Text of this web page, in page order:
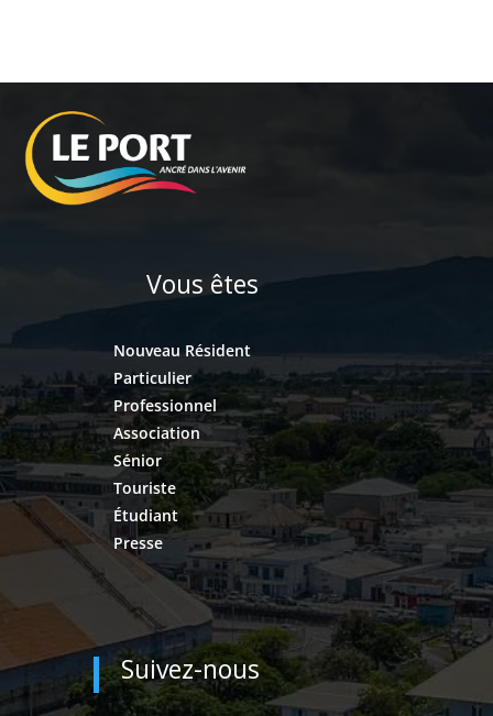
Vous êtes
Nouveau Résident
Particulier
Professionnel
Association
Sénior
Touriste
Étudiant
Presse
Suivez-nous